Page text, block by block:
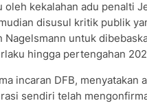
kekalahan adu penalti
disusul kritik publik
untuk
hingga pertengahan
incaran DFB, menyatakan
sendiri telah